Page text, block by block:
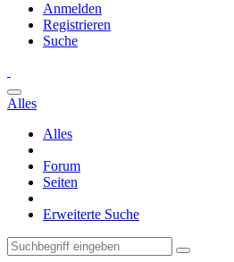
Anmelden
Registrieren
Suche
Alles
Alles
Forum
Seiten
Erweiterte Suche